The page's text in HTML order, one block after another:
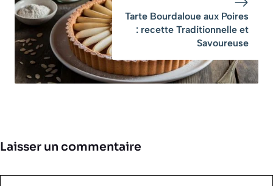
Tarte Bourdaloue aux Poires
: recette Traditionnelle et
Savoureuse
Laisser un commentaire